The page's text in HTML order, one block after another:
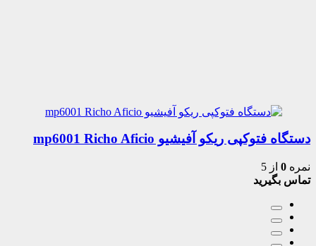
دستگاه فتوکپی ریکو آفیشیو mp6001 Richo Aficio
نمره 0 از 5
تماس بگیرید